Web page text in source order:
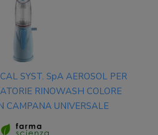
SYST. SpA AEROSOL PER
RINOWASH COLORE
CAMPANA UNIVERSALE